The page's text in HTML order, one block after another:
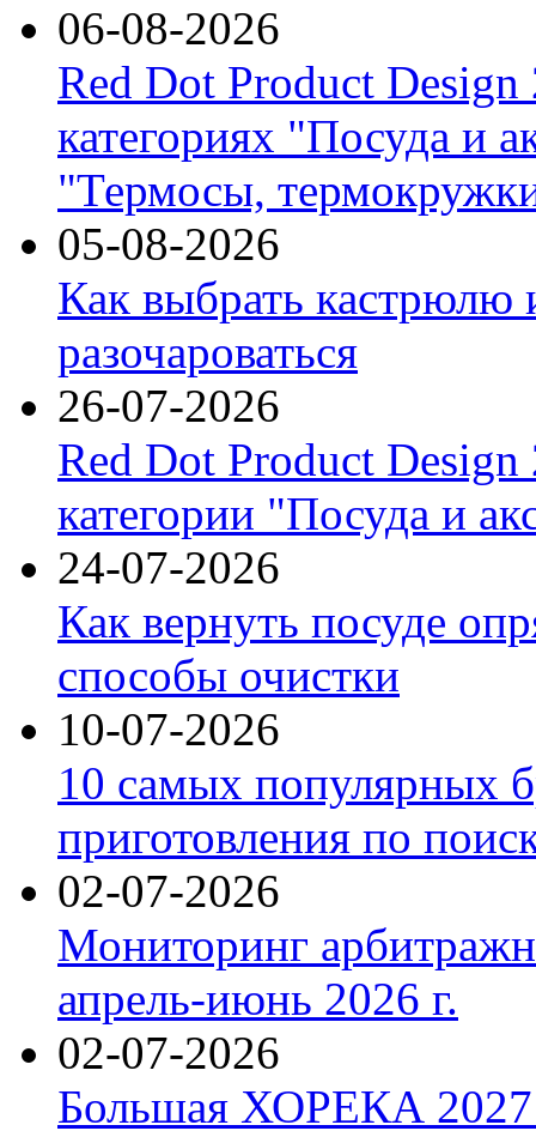
06-08-2026
Red Dot Product Design
категориях "Посуда и
"Термосы,
05-08-2026
Как выбрать кастрюлю
разочароваться
26-07-2026
Red Dot Product Design
категории "Посуда и
24-07-2026
Как вернуть посуде
способы очистки
10-07-2026
10 самых популярных
приготовления по
02-07-2026
Мониторинг
апрель-июнь 2026 г.
02-07-2026
Большая ХОРЕКА 2027: